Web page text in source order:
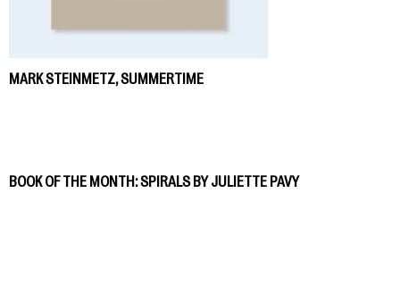
MARK STEINMETZ, SUMMERTIME
BOOK OF THE MONTH: SPIRALS BY JULIETTE PAVY